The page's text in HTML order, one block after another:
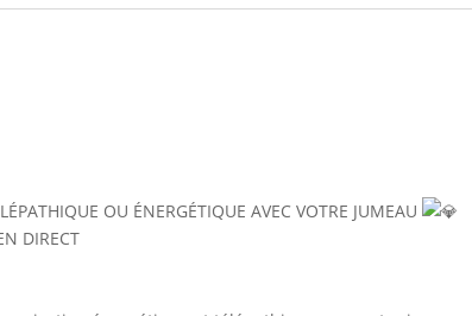
OU ÉNERGÉTIQUE AVEC VOTRE JUMEAU
DIRECT